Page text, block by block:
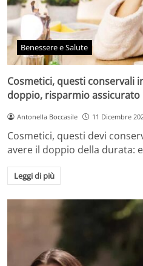
Benessere e Salute
Cosmetici, questi conservali
doppio, risparmio assicurato
Antonella Boccasile 11 Dicembre
Cosmetici, questi devi
avere il doppio della durata:
Leggi di più